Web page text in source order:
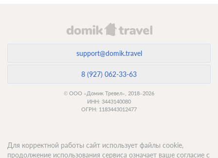
support@domik.travel
8 (927) 062-33-63
© ООО «Домик Тревел», 2018–2026
ИНН: 3443140080
ОГРН: 1183443012477
Для корректной работы сайт использует файлы cookie,
продолжение использования сервиса означает ваше согласие с